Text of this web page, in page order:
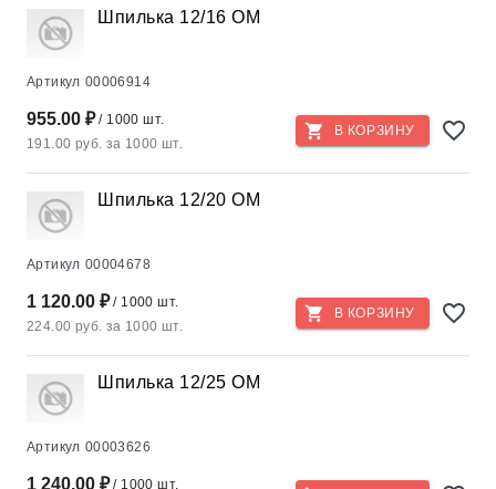
Шпилька 12/16 ОМ
Артикул 00006914
955.00 ₽/ 1000 шт.
191.00 руб. за 1000 шт.
В КОРЗИНУ
Шпилька 12/20 ОМ
Артикул 00004678
1 120.00 ₽/ 1000 шт.
224.00 руб. за 1000 шт.
В КОРЗИНУ
Шпилька 12/25 ОМ
Артикул 00003626
1 240.00 ₽/ 1000 шт.